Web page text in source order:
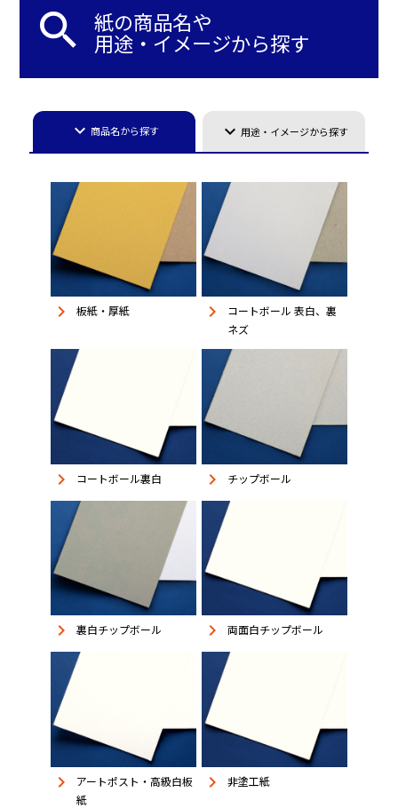
search 紙の商品名や
用途・イメージから探す
keyboard_arrow_down 商品名から探す keyboard_arrow_down用途・イメージから探す
keyboard_arrow_right 板紙・厚紙 keyboard_arrow_right
コートボール 表白、裏
ネズ
keyboard_arrow_right コートボール裏白 keyboard_arrow_right チップボール
keyboard_arrow_right 裏白チップボール keyboard_arrow_right 両面白チップボール
keyboard_arrow_right
アートポスト・高級白板
紙
keyboard_arrow_right 非塗工紙